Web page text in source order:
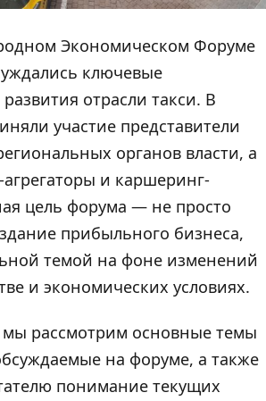
Экономическом Форуме
ключевые
отрасли такси. В
участие представители
органов власти, а
и каршеринг-
цель форума — не просто
прибыльного бизнеса,
темой на фоне изменений
и экономических условиях.
мы рассмотрим основные темы
на форуме, а также
понимание текущих